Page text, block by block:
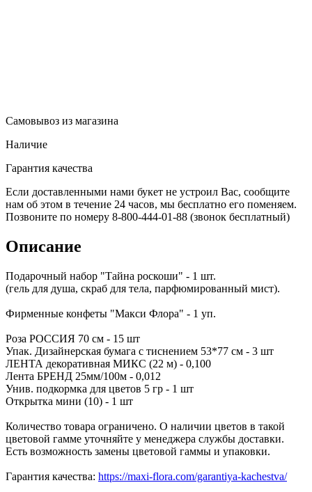
Самовывоз из магазина
Наличие
Гарантия качества
Если доставленными нами букет не устроил Вас, сообщите
нам об этом в течение 24 часов, мы бесплатно его поменяем.
Позвоните по номеру 8-800-444-01-88 (звонок бесплатный)
Описание
Подарочный набор "Тайна роскоши" - 1 шт.
(гель для душа, скраб для тела, парфюмированный мист).
Фирменные конфеты "Макси Флора" - 1 уп.
Роза РОССИЯ 70 см - 15 шт
Упак. Дизайнерская бумага с тиснением 53*77 см - 3 шт
ЛЕНТА декоративная МИКС (22 м) - 0,100
Лента БРЕНД 25мм/100м - 0,012
Унив. подкормка для цветов 5 гр - 1 шт
Открытка мини (10) - 1 шт
Количество товара ограничено. О наличии цветов в такой
цветовой гамме уточняйте у менеджера службы доставки.
Есть возможность замены цветовой гаммы и упаковки.
Гарантия качества: https://maxi-flora.com/garantiya-kachestva/